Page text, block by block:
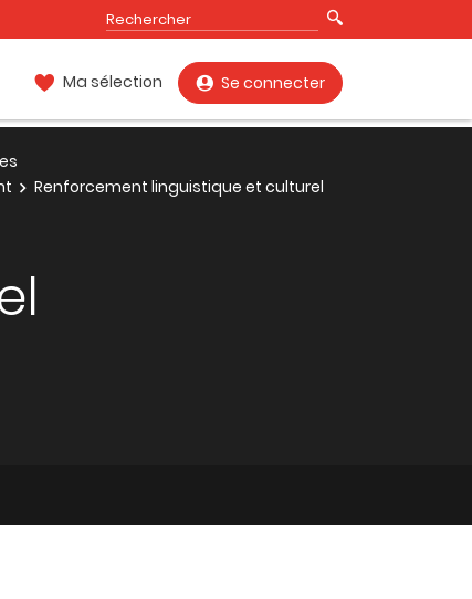
Ma sélection Se connecter
Renforcement linguistique et culturel